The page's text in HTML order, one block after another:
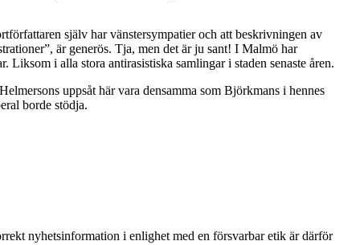
själv har vänstersympatier och att beskrivningen av
är generös. Tja, men det är ju sant! I Malmö har
i alla stora antirasistiska samlingar i staden senaste åren.
uppsåt här vara densamma som Björkmans i hennes
borde stödja.
nyhetsinformation i enlighet med en försvarbar etik är därför